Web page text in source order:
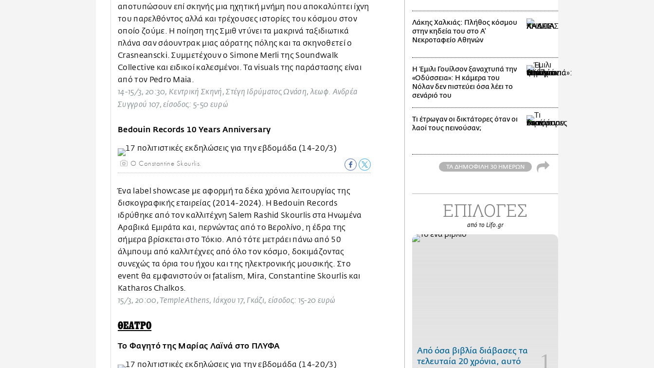
αποτυπώσουν επί σκηνής μια ηχητική μνήμη που αποκαλύπτει ίχνη
του παρελθόντος αλλά και τρέχουσες ιστορίες του κόσμου στον
οποίο ζούμε. Η ποίηση της Σμιθ ντύνει τα μακρινά ταξιδιωτικά
πλάνα σαν σάουντρακ μιας αόρατης πόλης και τα σκηνοθετεί ο
Crasneanscki. Συμμετέχουν ο Simone Merli της Soundwalk
Collective και ειδικοί καλεσμένοι. Τα visuals της παράστασης είναι
από τον Pedro Maia.
14-15/3, 20:30, Κεντρική Σκηνή, Στέγη Ιδρύματος Ωνάση, λεωφ. Ανδρέα
Συγγρού 107, είσοδος: 5-50 ευρώ
Bedouin Records 10 Years Anniversary
O Constantine Skourlis.
Ένα label showcase με αφορμή τα δέκα χρόνια λειτουργίας της
δισκογραφικής εταιρείας (2014-2024). Η Bedouin Records
ιδρύθηκε από τον καλλιτέχνη Salem Rashid Skourlis στα Ηνωμένα
Αραβικά Εμιράτα και, περνώντας από το Βερολίνο, η έδρα της
σήμερα βρίσκεται στο Τόκιο. Από τότε μετράει πάνω από 50
άλμπουμ από καλλιτέχνες από όλο τον κόσμο, δοκιμάζοντας
συνεχώς τα όρια του ήχου και της ηλεκτρονικής μουσικής. Στο
event θα εμφανιστούν οι fatalism, Mira, Constantine Skourlis και
Katharos Chalkos.
15/3, 20:00, Temple Athens, Ιάκχου 17, Γκάζι, είσοδος: 15-20 ευρώ
ΘΕΑΤΡΟ
Το Φαγητό της Μαρίας Λαϊνά στο ΠΛΥΦΑ
Λάκης Χαλκιάς: Πλήθος κόσμου
στην κηδεία του στο Α'
Νεκροταφείο Αθηνών
Η Έμιλι Γουίλσον ξαναχτυπά την
«Οδύσσεια»: Η κάμερα του
Νόλαν δεν πιστεύει όσα λέει το
σενάριό του
Τι έτρωγαν οι δικτάτορες όταν οι
λαοί τους πεινούσαν;
ΤΑ ΔΗΜΟΦΙΛΗ 30 ΗΜΕΡΩΝ
ΕΠΙΛΟΓΕΣ
από το Lifo.gr
Από όσα βιβλία διάβασες τα
τελευταία 20 χρόνια, αυτό